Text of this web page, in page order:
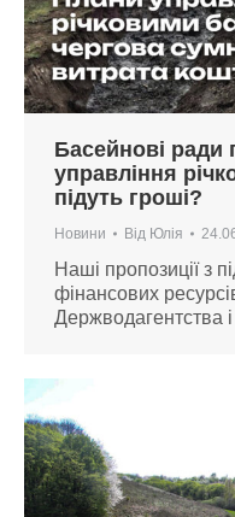
Басейнові
управління
підуть гроші?
Новини Від Юлія
Наші пропозиції з
фінансових
Держводагентства